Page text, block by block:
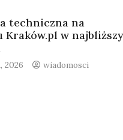
techniczna na
w najbliższy
2026 wiadomosci